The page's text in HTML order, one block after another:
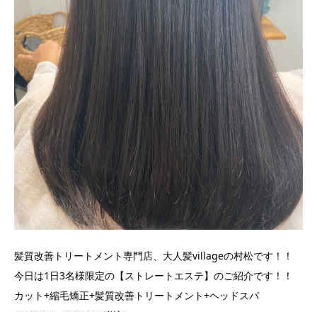
髪質改善トリートメント専門店、大人髪villageの村松です！！
今日は1日3名様限定の【ストレートエステ】のご紹介です！！
カット+縮毛矯正+髪質改善トリートメント+ヘッドスパ